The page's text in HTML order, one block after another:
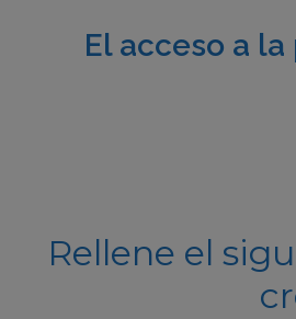
El acceso a
Rellene el